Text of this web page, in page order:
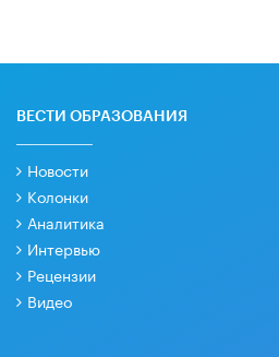
ВЕСТИ ОБРАЗОВАНИЯ
Новости
Колонки
Аналитика
Интервью
Рецензии
Видео